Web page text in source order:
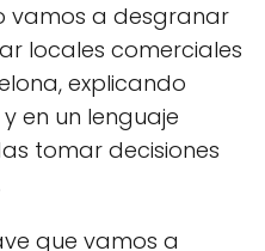
vamos a desgranar
locales comerciales
explicando
en un lenguaje
tomar decisiones
que vamos a